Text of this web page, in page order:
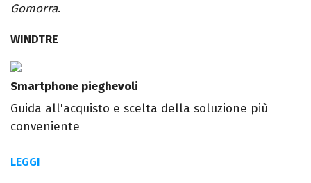
Gomorra.
WINDTRE
Smartphone pieghevoli
Guida all'acquisto e scelta della soluzione più
conveniente
LEGGI